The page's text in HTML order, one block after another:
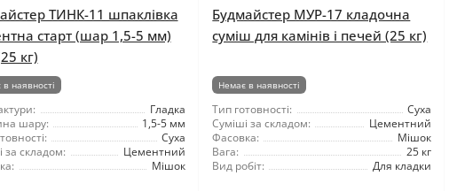
ТИНК-11 шпаклівка
старт (шар 1,5-5 мм)
кг)
наявності
Гладка
шару:
1,5-5 мм
Суха
за складом:
Цементний
Мішок
Будмайстер МУР-17 кладочна
суміш для камінів і печей (25 кг)
Немає в наявності
Тип готовності:
Суха
Суміші за складом:
Цементний
Фасовка:
Мішок
Вага:
25 кг
Вид робіт:
Для кладки